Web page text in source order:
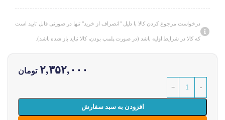
درخواست مرجوع کردن کالا با دلیل "انصراف از خرید" تنها در صورتی قابل تایید است
که کالا در شرایط اولیه باشد (در صورت پلمپ بودن، کالا نباید باز شده باشد).
۲,۳۵۲,۰۰۰ تومان
افزودن به سبد سفارش